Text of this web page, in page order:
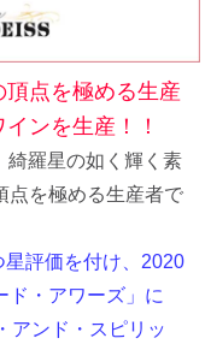
点を極める生産
ンを生産！！
綺羅星の如く輝く素
点を極める生産者で
評価を付け、2020
ド・アワーズ」に
アンド・スピリッ